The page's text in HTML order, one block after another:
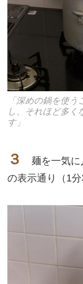
「深めの鍋を使
し、それほど多く
す」
３
麺を一気に
の表示通り（1分